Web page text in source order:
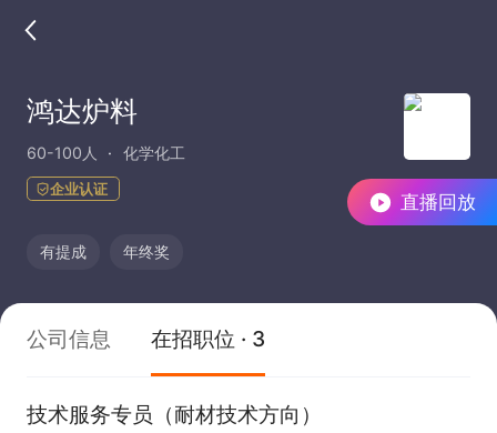
直播回放
鸿达炉料
60-100人 化学化工
企业认证
有提成 年终奖
公司信息 在招职位 · 3
技术服务专员（耐材技术方向）